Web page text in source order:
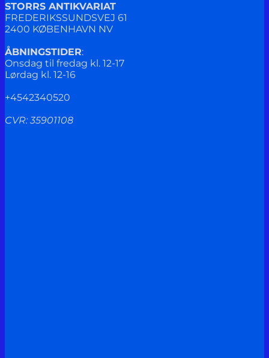
STORRS ANTIKVARIAT
FREDERIKSSUNDSVEJ 61
2400 KØBENHAVN NV
ÅBNINGSTIDER:
Onsdag til fredag kl. 12-17
Lørdag kl. 12-16
+4542340520
CVR: 35901108